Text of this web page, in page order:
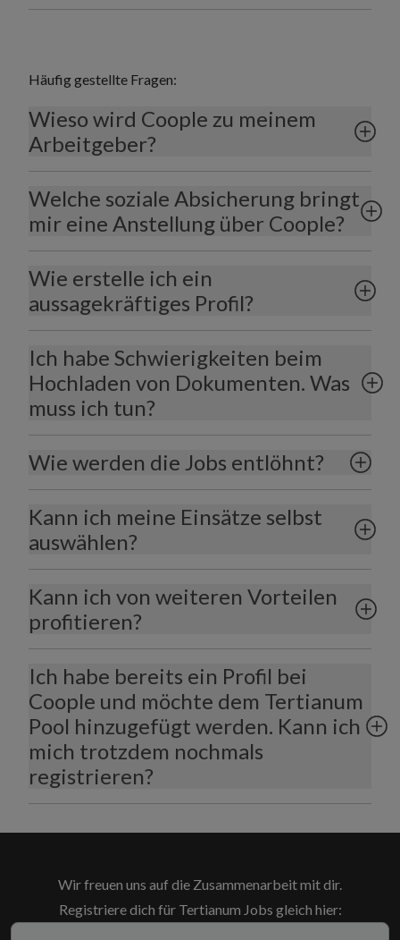
Häufig gestellte Fragen:
Wieso wird Coople zu meinem
Arbeitgeber?
Welche soziale Absicherung bringt
mir eine Anstellung über Coople?
Wie erstelle ich ein
aussagekräftiges Profil?
Ich habe Schwierigkeiten beim
Hochladen von Dokumenten. Was
muss ich tun?
Wie werden die Jobs entlöhnt?
Kann ich meine Einsätze selbst
auswählen?
Kann ich von weiteren Vorteilen
profitieren?
Ich habe bereits ein Profil bei
Coople und möchte dem Tertianum
Pool hinzugefügt werden. Kann ich
mich trotzdem nochmals
registrieren?
Wir freuen uns auf die Zusammenarbeit mit dir.
Registriere dich für Tertianum Jobs gleich hier: